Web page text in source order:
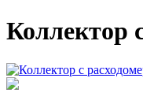
Коллектор